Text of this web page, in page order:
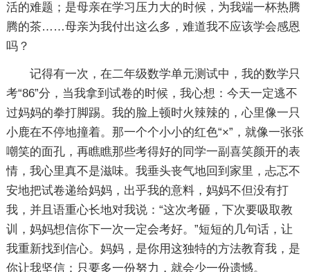
活的难题；是母亲在学习压力大的时候，为我端一杯热腾
腾的茶……母亲为我付出这么多，难道我不应该学会感恩
吗？
记得有一次，在二年级数学单元测试中，我的数学只
考“86”分，当我拿到试卷的时候，我心想：今天一定逃不
过妈妈的拳打脚踢。我的脸上顿时火辣辣的，心里像一只
小鹿在不停地撞着。那一个个小小的红色“×”，就像一张张
嘲笑的面孔，再瞧瞧那些考得好的同学一副喜笑颜开的表
情，我心里真不是滋味。我垂头丧气地回到家里，忐忑不
安地把试卷递给妈妈，出乎我的意料，妈妈不但没有打
我，并且语重心长地对我说：“这次考砸，下次要吸取教
训，妈妈想信你下一次一定会考好。”短短的几句话，让
我重新找到信心。妈妈，是你用这独特的方法教育我，是
你让我坚信：只要多一份努力，就会少一份遗憾。